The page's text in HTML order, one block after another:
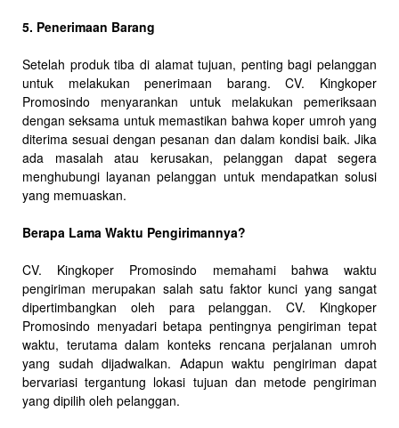
5. Penerimaan Barang
Setelah produk tiba di alamat tujuan, penting bagi pelanggan
untuk melakukan penerimaan barang. CV. Kingkoper
Promosindo menyarankan untuk melakukan pemeriksaan
dengan seksama untuk memastikan bahwa koper umroh yang
diterima sesuai dengan pesanan dan dalam kondisi baik. Jika
ada masalah atau kerusakan, pelanggan dapat segera
menghubungi layanan pelanggan untuk mendapatkan solusi
yang memuaskan.
Berapa Lama Waktu Pengirimannya?
CV. Kingkoper Promosindo memahami bahwa waktu
pengiriman merupakan salah satu faktor kunci yang sangat
dipertimbangkan oleh para pelanggan. CV. Kingkoper
Promosindo menyadari betapa pentingnya pengiriman tepat
waktu, terutama dalam konteks rencana perjalanan umroh
yang sudah dijadwalkan. Adapun waktu pengiriman dapat
bervariasi tergantung lokasi tujuan dan metode pengiriman
yang dipilih oleh pelanggan.